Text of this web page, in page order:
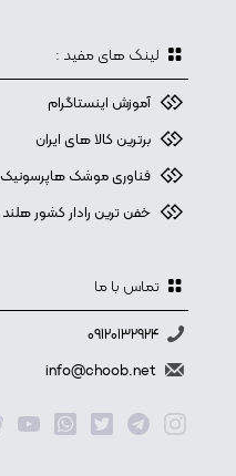
لینک های مفید :
آموزش اینستاگرام
برترین کالا های ایران
فناوری موشک هاپرسونیک
خفن ترین رادار کشور هلند
تماس با ما
09120132924
info@choob.net